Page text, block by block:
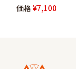
価格¥7,100